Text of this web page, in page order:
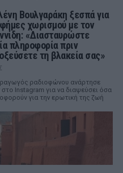
Βουλγαράκη ξεσπά για
χωρισμού με τον
«Διασταυρώστε
πληροφορία πριν
τη βλακεία σας»
ραδιοφώνου ανάρτησε
στο Instagram για να διαψεύσει όσα
για την ερωτική της ζωή